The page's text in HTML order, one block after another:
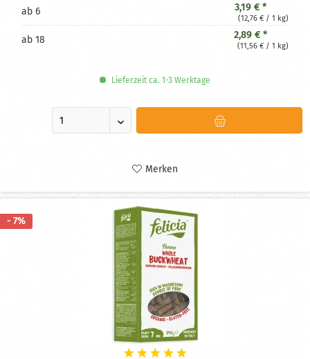
ab 6 3,19 € *
(12,76 € / 1 kg)
ab 18 2,89 € *
(11,56 € / 1 kg)
Lieferzeit ca. 1-3 Werktage
Merken
- 7%